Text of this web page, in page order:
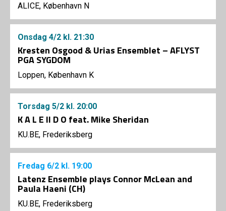
ALICE, København N
Onsdag 4/2 kl. 21:30
Kresten Osgood & Urias Ensemblet – AFLYST
PGA SYGDOM
Loppen, København K
Torsdag 5/2 kl. 20:00
K A L E II D O feat. Mike Sheridan
KU.BE, Frederiksberg
Fredag 6/2 kl. 19:00
Latenz Ensemble plays Connor McLean and
Paula Haeni (CH)
KU.BE, Frederiksberg